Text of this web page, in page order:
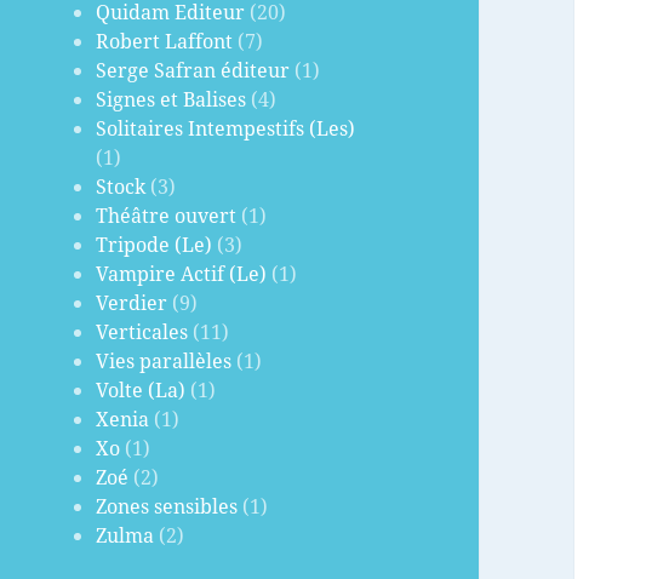
Quidam Editeur (20)
Robert Laffont (7)
Serge Safran éditeur (1)
Signes et Balises (4)
Solitaires Intempestifs (Les)
(1)
Stock(3)
Théâtre ouvert (1)
Tripode (Le) (3)
Vampire Actif (Le) (1)
Verdier (9)
Verticales (11)
Vies parallèles (1)
Volte (La) (1)
Xenia (1)
Xo (1)
Zoé (2)
Zones sensibles (1)
Zulma (2)